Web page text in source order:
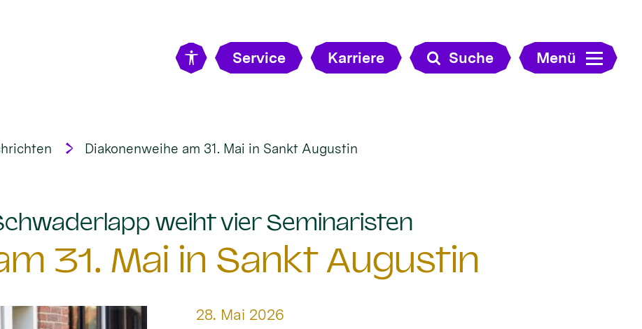
Service Karriere Suche Menü
Diakonenweihe am 31. Mai in Sankt Augustin
weiht vier Seminaristen
31. Mai in Sankt Augustin
Datum:
28. Mai 2026